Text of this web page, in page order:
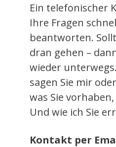
Ein telefonischer
Ihre Fragen
beantworten.
dran gehen –
wieder
sagen Sie mir
was Sie
Und wie ich Sie
Kontakt per